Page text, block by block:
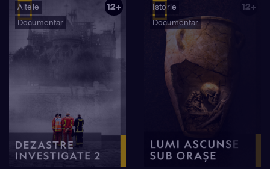
Altele
Documentar
12+
Istorie
Documentar
12+